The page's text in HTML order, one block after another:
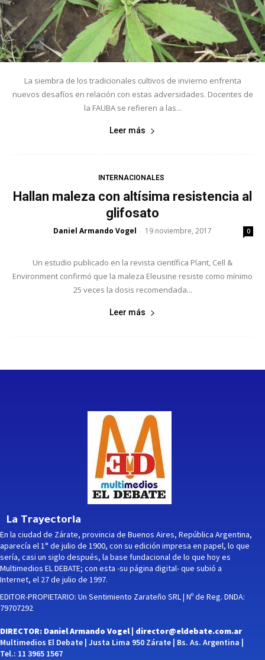
La siembra de los tradicionales cultivos de invierno enfrenta
nuevos desafíos en relación con estas adversidades. Docentes de
la FAUBA se refieren a las...
Leer más
INTERNACIONALES
Hallan maleza con altísima resistencia al
glifosato
Daniel Armando Vogel - 19 noviembre, 2017 0
Un estudio publicado en la revista científica Plant, Cell &
Environment confirmó que la maleza Eleusine resiste como mínimo
25 veces la dosis recomendada...
Leer más
La Trayectoria
En la ciudad de Zárate, provincia de Buenos Aires, República Argentina,
aparecía el 1° de julio de 1900, con su edición impresa en papel, lo que
sería, casi un siglo después, la base fundacional de lo que hoy es
Multimedios EL DEBATE; con esta -su página digital- que subió a
Internet, el 27 de julio de 1997.
EDITOR-PROPIETARIO: Un Sentimiento Zarateño SRL | Nº de Reg. DNDA:
79707292
DIRECTOR: Daniel Armando Vogel | director@eldebate.com.ar
Multimedios El Debate | Justa Lima 950 Zárate | Bs. As. Argentina |
Tel.: 11 3965 1567